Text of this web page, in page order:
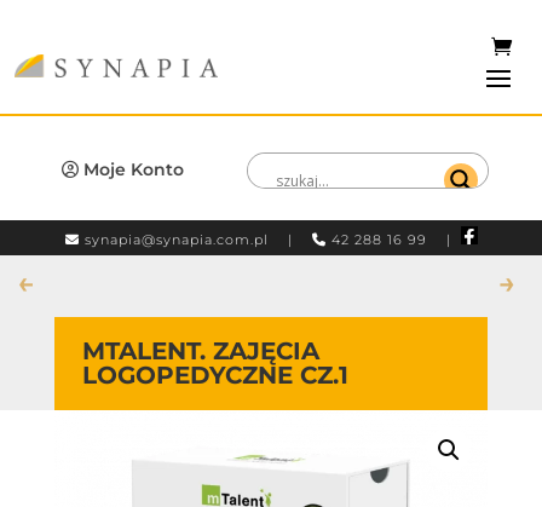
Moje Konto
synapia@synapia.com.pl | 42 288 16 99 |
← →
MTALENT. ZAJĘCIA
LOGOPEDYCZNE CZ.1